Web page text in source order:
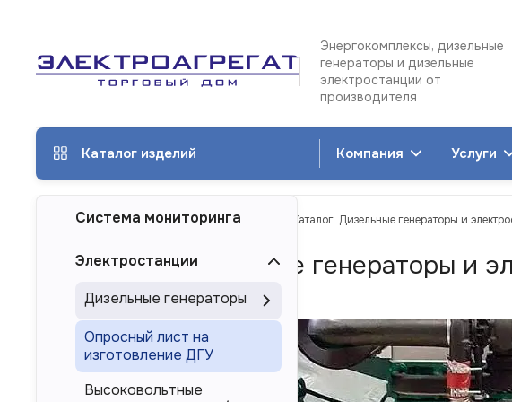
Энергокомплексы, дизельные
генераторы и дизельные
электростанции от
производителя
Каталог изделий Компания Услуги
ТД Электроагрегат Каталог изделий Каталог. Дизельные генераторы и
Каталог. Дизельные генераторы и
Смоленске
Система мониторинга
Электростанции
Дизельные генераторы
Опросный лист на
изготовление ДГУ
Высоковольтные